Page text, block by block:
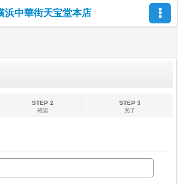
浜中華街天宝堂本店
STEP 2
確認
STEP 3
完了